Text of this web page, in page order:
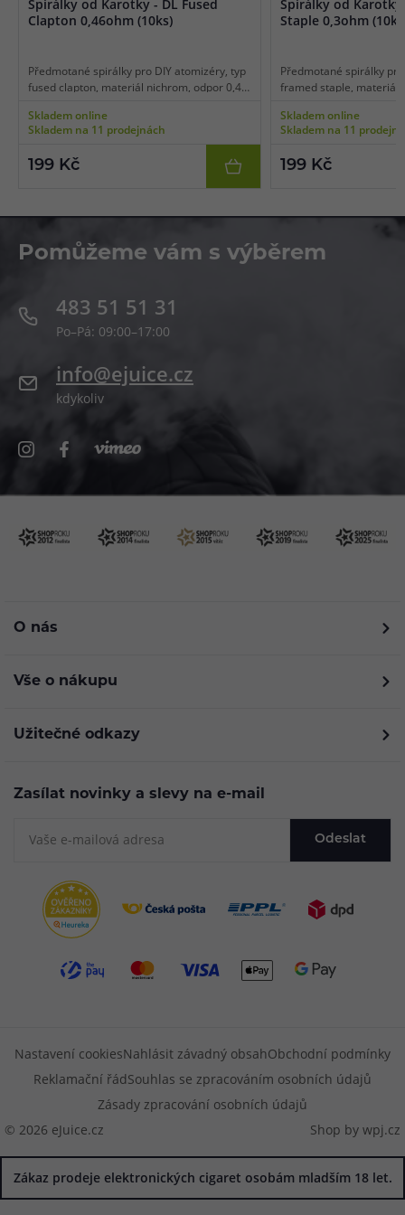
Spirálky od Karotky - DL Fused
Clapton 0,46ohm (10ks)
Předmotané spirálky pro DIY atomizéry, typ
fused clapton, materiál nichrom, odpor 0,46
Skladem online
Skladem na 11 prodejnách
199 Kč
Spirálky od Karotky
Staple 0,3ohm
Předmotané spirálky
framed staple, materiál
spirálky 3 mm, balení 10
Skladem online
Skladem na 11
199 Kč
Pomůžeme vám s výběrem
483 51 51 31
Po–Pá: 09:00–17:00
info@ejuice.cz
kdykoliv
O nás
Vše o nákupu
Užitečné odkazy
Zasílat novinky a slevy na e-mail
Odeslat
© 2026 eJuice.cz
Nastavení cookiesNahlásit závadný obsahObchodní podmínky
Reklamační řádSouhlas se zpracováním osobních údajů
Zásady zpracování osobních údajů
Shop by wpj.cz
Zákaz prodeje elektronických cigaret osobám mladším 18 let.